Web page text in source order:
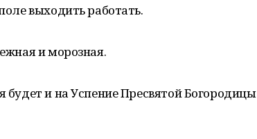
выходить работать.
и морозная.
будет и на Успение Пресвятой Богородицы